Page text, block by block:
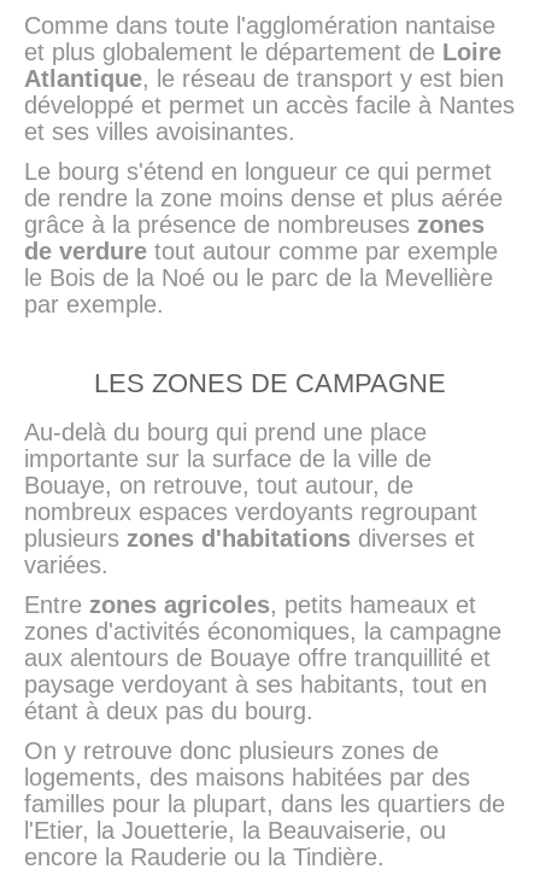
Comme dans toute l'agglomération nantaise
et plus globalement le département de Loire
Atlantique, le réseau de transport y est bien
développé et permet un accès facile à Nantes
et ses villes avoisinantes.
Le bourg s'étend en longueur ce qui permet
de rendre la zone moins dense et plus aérée
grâce à la présence de nombreuses zones
de verdure tout autour comme par exemple
le Bois de la Noé ou le parc de la Mevellière
par exemple.
LES ZONES DE CAMPAGNE
Au-delà du bourg qui prend une place
importante sur la surface de la ville de
Bouaye, on retrouve, tout autour, de
nombreux espaces verdoyants regroupant
plusieurs zones d'habitations diverses et
variées.
Entre zones agricoles, petits hameaux et
zones d'activités économiques, la campagne
aux alentours de Bouaye offre tranquillité et
paysage verdoyant à ses habitants, tout en
étant à deux pas du bourg.
On y retrouve donc plusieurs zones de
logements, des maisons habitées par des
familles pour la plupart, dans les quartiers de
l'Etier, la Jouetterie, la Beauvaiserie, ou
encore la Rauderie ou la Tindière.